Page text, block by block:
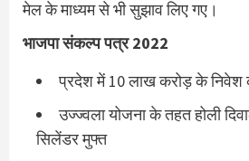
मेल के माध्यम से भी सुझाव लिए गए।
भाजपा संकल्प पत्र 2022
प्रदेश में 10 लाख करोड़ के निवेश
उज्ज्वला योजना के तहत होली
सिलेंडर मुफ्त